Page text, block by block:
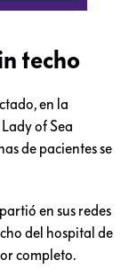
techo
en la
of Sea
de pacientes se
en sus redes
del hospital de
completo.